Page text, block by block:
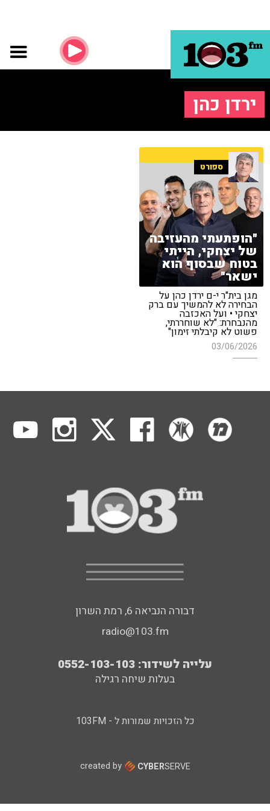
ירדן כהן
ספורט
"הופתעתי מהעזיבה
של יצחקי, הייתי
בטוח שבסוף הוא
ישאר"
מגן בית"ר י-ם ירדן כהן על
הבחירה לא להמשיך עם ברק
יצחקי • ועל האכזבה
מהנבחרת: "לא שוחררתי,
פשוט לא קיבלתי זימון"
03/06/2026
דבורה הנביאה 6, רמת השרון
radio@103.fm
עלייה לשידור: 0552-103-103
בעלות שיחה רגילה
כל הזכויות שמורות ל - 103FM
created by CYBERSERVE